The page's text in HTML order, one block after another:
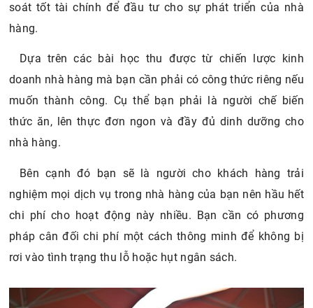
soát tốt tài chính để đầu tư cho sự phát triển của nhà
hàng.
Dựa trên các bài học thu được từ chiến lược kinh
doanh nhà hàng mà bạn cần phải có công thức riêng nếu
muốn thành công. Cụ thể bạn phải là người chế biến
thức ăn, lên thực đơn ngon và đầy đủ dinh dưỡng cho
nhà hàng.
Bên cạnh đó bạn sẽ là người cho khách hàng trải
nghiệm mọi dịch vụ trong nhà hàng của bạn nên hầu hết
chi phí cho hoạt động này nhiều. Bạn cần có phương
pháp cân đối chi phí một cách thông minh để không bị
rơi vào tình trạng thu lỗ hoặc hụt ngân sách.